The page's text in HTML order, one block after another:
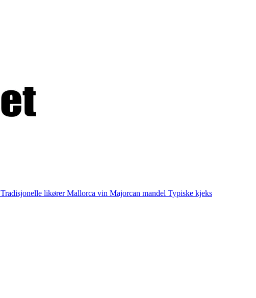
Tradisjonelle likørerMallorca vin Majorcan mandel Typiske kjeks